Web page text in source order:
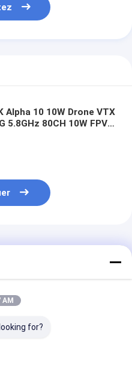
Alpha 10 10W Drone VTX
5.8GHz 80CH 10W FPV
AM
for?